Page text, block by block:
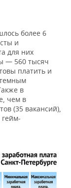
более 6
и
для них
— 560 тысяч
платить и
в
чем в
(35 вакансий),
гейм-